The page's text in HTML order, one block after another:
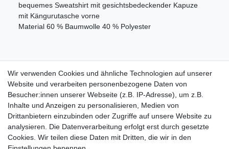
bequemes Sweatshirt mit gesichtsbedeckender Kapuze
mit Kängurutasche vorne
Material 60 % Baumwolle 40 % Polyester
Information
Versand mit DHL weltweit
Kostenloser Versand ab 40 €
Lieferung an Paketstation
14 Tage Rückgaberecht
Wichtiges
Wir verwenden Cookies und ähnliche Technologien auf unserer
Website und verarbeiten personenbezogene Daten von
Besucher:innen unserer Webseite (z.B. IP-Adresse), um z.B.
Inhalte und Anzeigen zu personalisieren, Medien von
Drittanbietern einzubinden oder Zugriffe auf unsere Website zu
analysieren. Die Datenverarbeitung erfolgt erst durch gesetzte
Cookies. Wir teilen diese Daten mit Dritten, die wir in den